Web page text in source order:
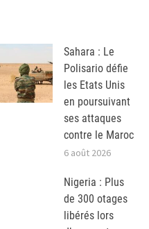
Sahara : Le
Polisario défie
les Etats Unis
en poursuivant
ses attaques
contre le Maroc
6 août 2026
Nigeria : Plus
de 300 otages
libérés lors